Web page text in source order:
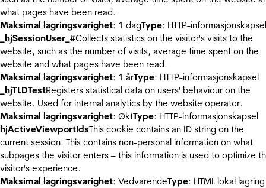
what pages have been read.
Maksimal lagringsvarighet: 1 dagType: HTTP-informasjonskapsel
_hjSessionUser_#Collects statistics on the visitor's visits to the
website, such as the number of visits, average time spent on the
website and what pages have been read.
Maksimal lagringsvarighet: 1 årType: HTTP-informasjonskapsel
_hjTLDTestRegisters statistical data on users' behaviour on the
website. Used for internal analytics by the website operator.
Maksimal lagringsvarighet: ØktType: HTTP-informasjonskapsel
hjActiveViewportIdsThis cookie contains an ID string on the
current session. This contains non-personal information on what
subpages the visitor enters – this information is used to optimize
visitor's experience.
Maksimal lagringsvarighet: VedvarendeType: HTML lokal lagring